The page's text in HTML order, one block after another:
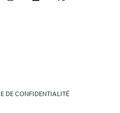
DE CONFIDENTIALITÉ